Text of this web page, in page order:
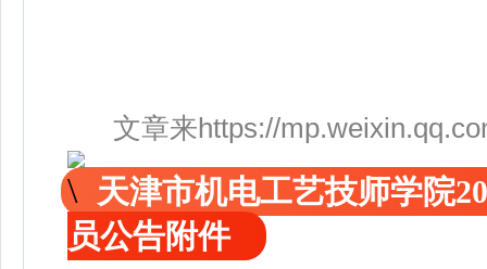
文章来https://
天津市机电工艺技师学院
员公告附件